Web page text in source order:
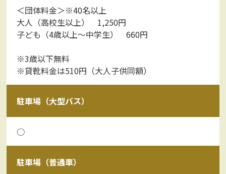
＜団体料金＞※40名以上
大人（高校生以上） 1,250円
子ども（4歳以上～中学生） 660円
※3歳以下無料
※貸靴料金は510円（大人子供同額）
駐車場（大型バス）
○
駐車場（普通車）